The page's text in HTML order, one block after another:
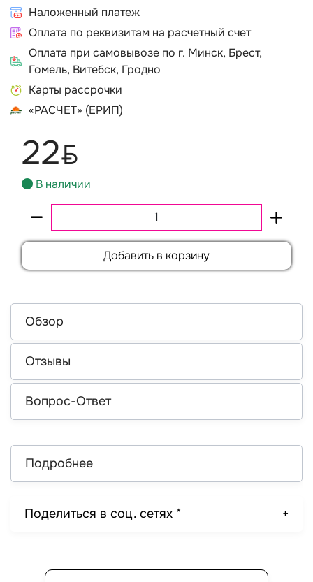
Наложенный платеж
Оплата по реквизитам на расчетный счет
Оплата при самовывозе по г. Минск, Брест,
Гомель, Витебск, Гродно
Карты рассрочки
«РАСЧЕТ» (ЕРИП)
22BYN
В наличии
Добавить в корзину
Обзор
Отзывы
Вопрос-Ответ
Подробнее
Поделиться в соц. сетях *